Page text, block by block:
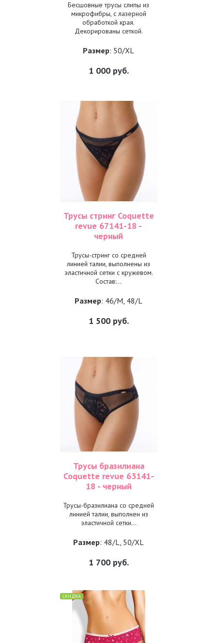
Бесшовные трусы слипы из
микрофибры, с лазерной
обработкой края.
Декорированы сеткой.
Размер: 50/XL
1 000руб.
Трусы стринг Coquette
revue 67141-18 -
черный
Трусы-стринг со средней
линией талии, выполнены из
эластичной сетки с кружевом.
Состав:...
Размер: 46/M, 48/L
1 500руб.
Трусы бразилиана
Coquette revue 63141-
18 - черный
Трусы-бразилиана со средней
линией талии, выполнен из
эластичной сетки...
Размер: 48/L, 50/XL
1 700руб.
СКИДКА